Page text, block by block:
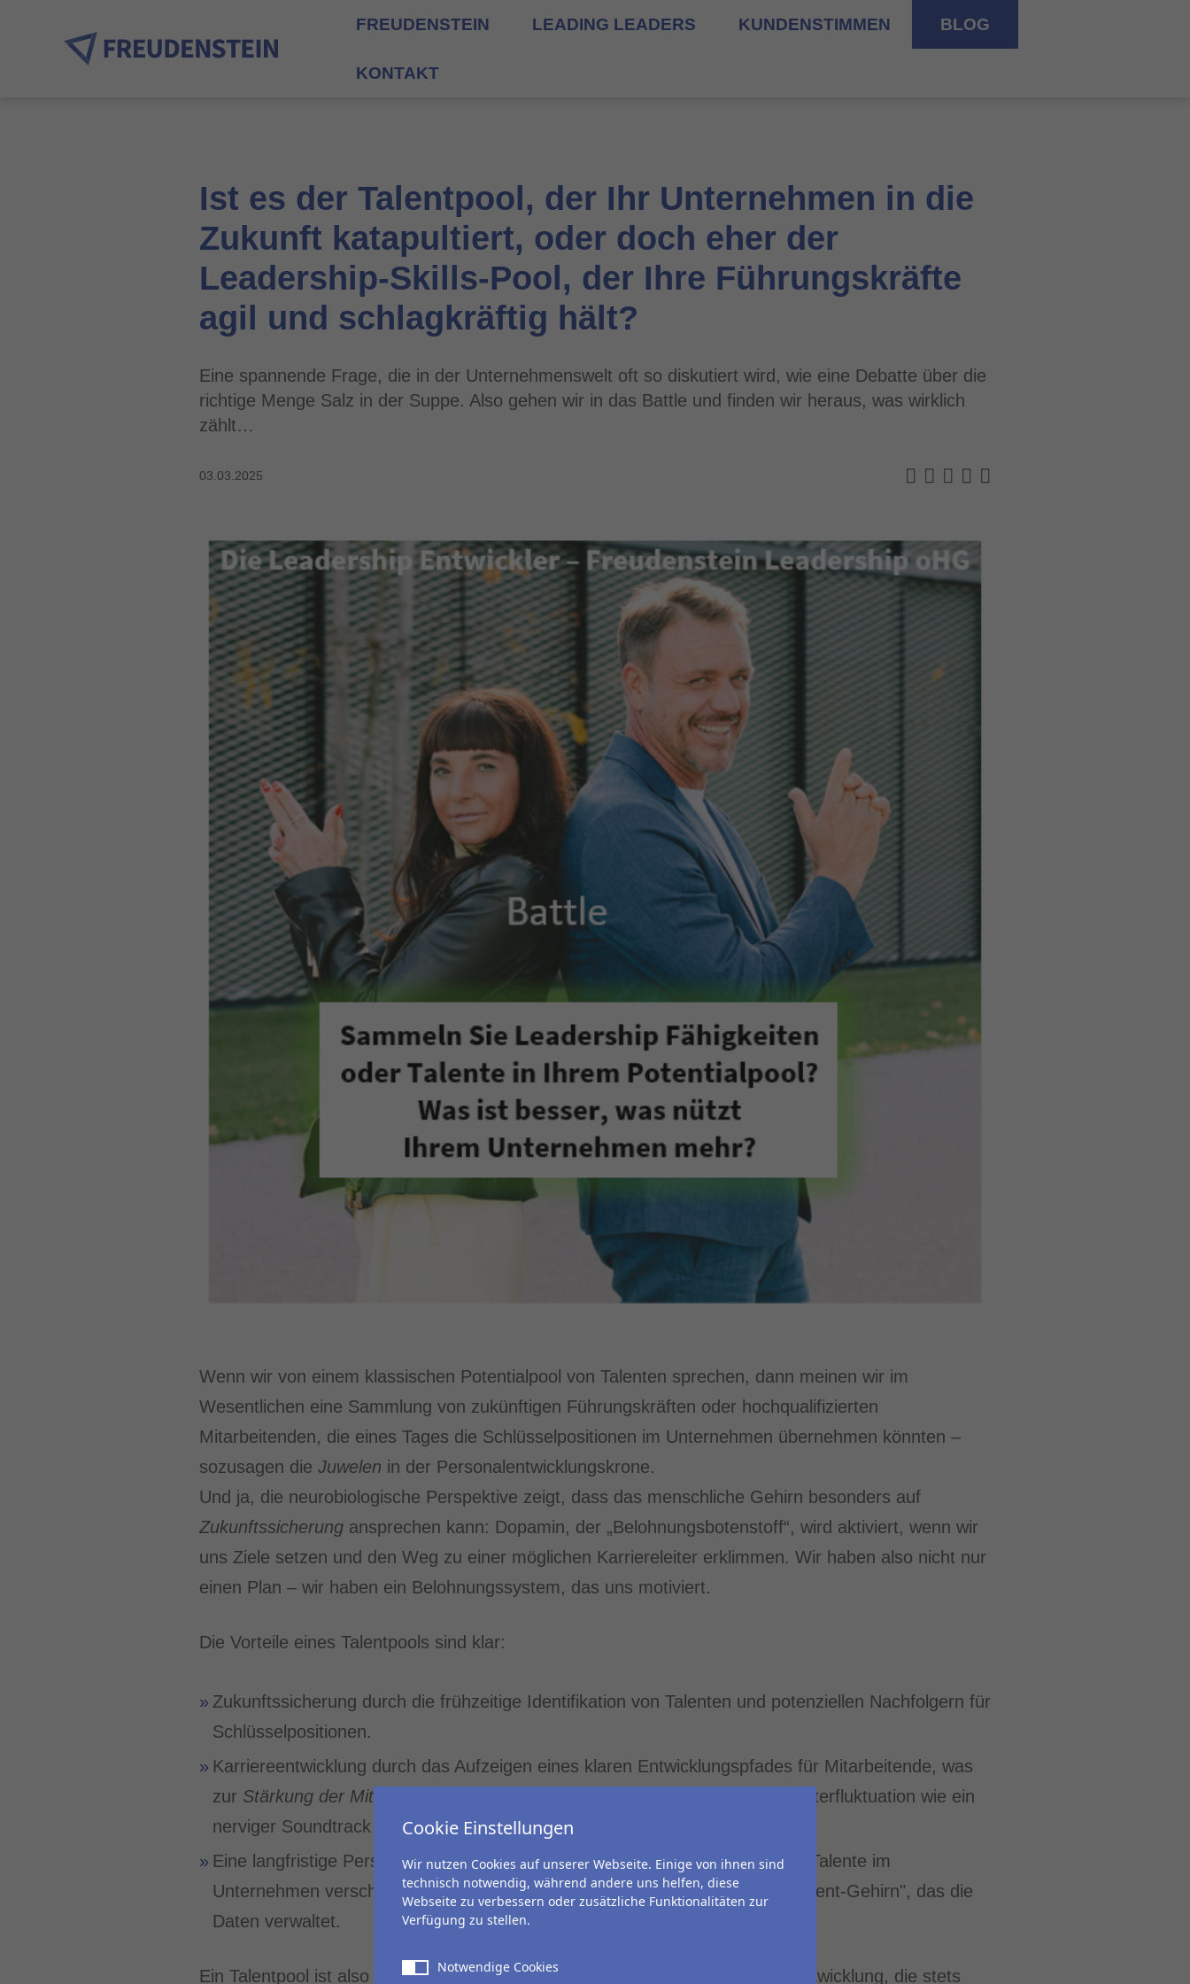
FREUDENSTEIN LEADING LEADERS KUNDENSTIMMEN BLOG
KONTAKT
Ist es der Talentpool, der Ihr Unternehmen in die
Zukunft katapultiert, oder doch eher der
Leadership-Skills-Pool, der Ihre Führungskräfte
agil und schlagkräftig hält?
Eine spannende Frage, die in der Unternehmenswelt oft so diskutiert wird, wie eine Debatte über die
richtige Menge Salz in der Suppe. Also gehen wir in das Battle und finden wir heraus, was wirklich
zählt…
03.03.2025
Wenn wir von einem klassischen Potentialpool von Talenten sprechen, dann meinen wir im
Wesentlichen eine Sammlung von zukünftigen Führungskräften oder hochqualifizierten
Mitarbeitenden, die eines Tages die Schlüsselpositionen im Unternehmen übernehmen könnten –
sozusagen die Juwelen in der Personalentwicklungskrone.
Und ja, die neurobiologische Perspektive zeigt, dass das menschliche Gehirn besonders auf
Zukunftssicherung ansprechen kann: Dopamin, der „Belohnungsbotenstoff“, wird aktiviert, wenn wir
uns Ziele setzen und den Weg zu einer möglichen Karriereleiter erklimmen. Wir haben also nicht nur
einen Plan – wir haben ein Belohnungssystem, das uns motiviert.
Die Vorteile eines Talentpools sind klar:
Zukunftssicherung durch die frühzeitige Identifikation von Talenten und potenziellen Nachfolgern für
Schlüsselpositionen.
Karriereentwicklung durch das Aufzeigen eines klaren Entwicklungspfades für Mitarbeitende, was
zur Stärkung der Mitarbeiterbindung
führt – und in einer Welt, in der Mitarbeiterfluktuation wie ein
nerviger Soundtrack im Hintergrund spielt, kann das nie schaden.
Eine langfristige Personalplanung, die Ihnen einen klaren Überblick über die Talente im
Unternehmen verschafft – oder wie wir es gerne nennen: das "HR-Management-Gehirn", das die
Daten verwaltet.
Ein Talentpool ist also diestrategische Herz-Lungen-Maschine
der Personalentwicklung, die stets
Cookie Einstellungen
Wir nutzen Cookies auf unserer Webseite. Einige von ihnen sind
technisch notwendig, während andere uns helfen, diese
Webseite zu verbessern oder zusätzliche Funktionalitäten zur
Verfügung zu stellen.
Notwendige Cookies